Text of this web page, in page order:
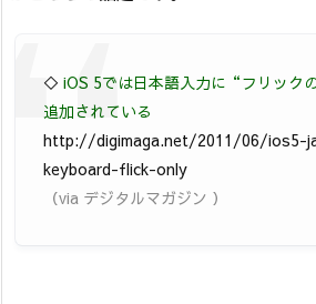
◇ iOS 5では日本語入力に“フリック
追加されている
http://digimaga.net/2011/06/ios5-
keyboard-flick-only
（via デジタルマガジン ）